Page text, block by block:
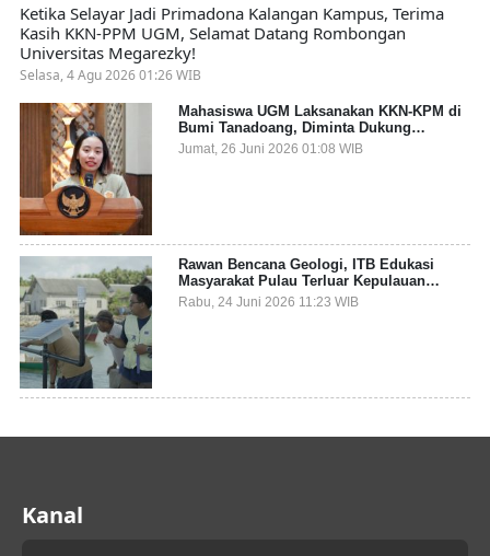
Ketika Selayar Jadi Primadona Kalangan Kampus, Terima
Kasih KKN-PPM UGM, Selamat Datang Rombongan
Universitas Megarezky!
Selasa, 4 Agu 2026 01:26 WIB
Mahasiswa UGM Laksanakan KKN-KPM di
Bumi Tanadoang, Diminta Dukung
Gemerlap dan Beri Solusi pada Persoalan
Sampah Pesisir
Jumat, 26 Juni 2026 01:08 WIB
Rawan Bencana Geologi, ITB Edukasi
Masyarakat Pulau Terluar Kepulauan
Selayar Terkait Mitigasi Berbasis Kawasan
Pesisir
Rabu, 24 Juni 2026 11:23 WIB
Kanal